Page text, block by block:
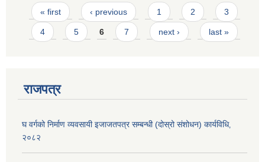
Pages
« first ‹ previous 1 2 3
4 5 6 7 next › last »
राजपत्र
घ वर्गको निर्माण व्यवसायी इजाजतपत्र सम्बन्धी (दोस्रो संशोधन) कार्यविधि‚
२०८२